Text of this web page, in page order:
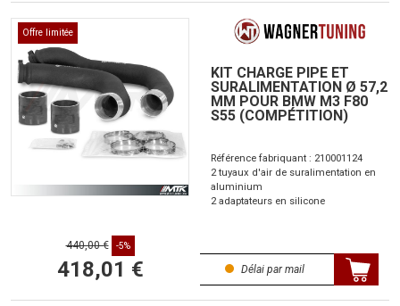
Offre limitée
KIT CHARGE PIPE ET
SURALIMENTATION Ø 57,2
MM POUR BMW M3 F80
S55 (COMPÉTITION)
Référence fabriquant : 210001124
2 tuyaux d'air de suralimentation en
aluminium
2 adaptateurs en silicone
440,00 € -5%
418,01 € Délai par mail